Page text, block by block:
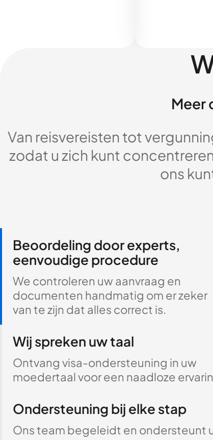
Meer
Van reisvereisten tot
zodat u zich kunt
ons
Beoordeling door experts,
eenvoudige procedure
We controleren uw aanvraag en
documenten handmatig om er zeker
van te zijn dat alles correct is.
Wij spreken uw taal
Ontvang visa-ondersteuning in uw
moedertaal voor een naadloze
Ondersteuning bij elke stap
Ons team begeleidt en ondersteunt